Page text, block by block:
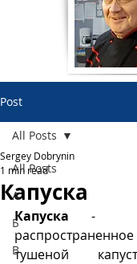
Post
All Posts
А
Б
В
All Posts
Капуска
Sergey Dobrynin
1 min read
Капуска -
тушеной